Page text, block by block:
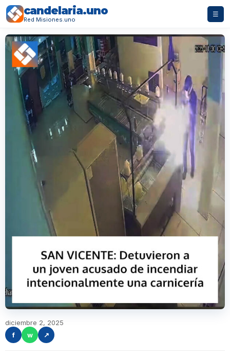
candelaria.uno
Red Misiones.uno
☰
diciembre 2, 2025
f
w ↗